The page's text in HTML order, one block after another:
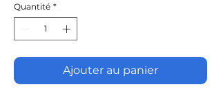
Quantité *
Ajouter au panier